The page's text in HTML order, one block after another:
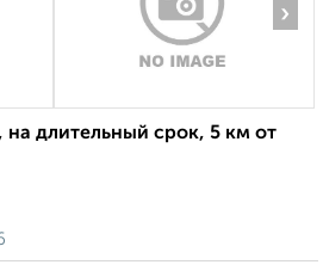
›
длительный срок, 5 км от